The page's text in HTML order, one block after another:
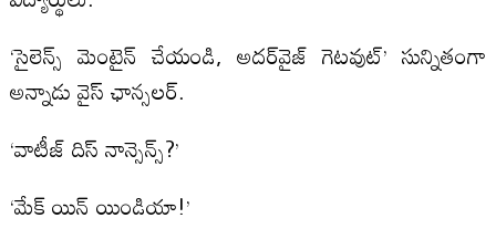
‘సైలెన్స్ మెంటైన్ చేయండి, అదర్‌వైజ్ గెటవుట్’ సున్నితంగా
అన్నాడు వైస్ ఛాన్సలర్.
‘వాటీజ్ దిస్ నాన్సెన్స్?’
‘మేక్ యిన్ యిండియా!’